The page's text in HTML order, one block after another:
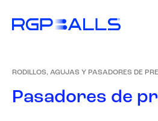
RODILLOS, AGUJAS Y PASADORES DE
Pasadores de pr